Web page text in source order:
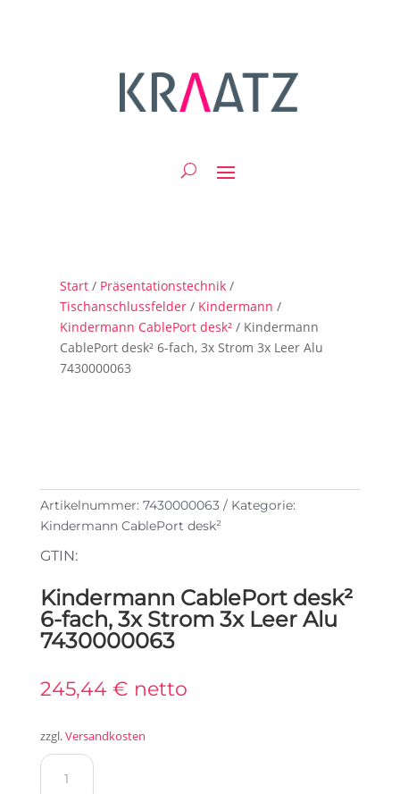
Start / Präsentationstechnik /
Tischanschlussfelder / Kindermann /
Kindermann CablePort desk² / Kindermann
CablePort desk² 6-fach, 3x Strom 3x Leer Alu
7430000063
Artikelnummer: 7430000063
Kategorie:
Kindermann CablePort desk²
GTIN:
Kindermann CablePort desk²
6-fach, 3x Strom 3x Leer Alu
7430000063
245,44 € netto
zzgl.Versandkosten
Kindermann
CablePort